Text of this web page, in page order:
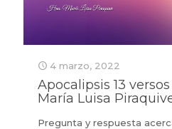
4 marzo, 2022
Apocalipsis 13
María Luisa
Pregunta y respuesta